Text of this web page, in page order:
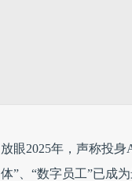
放眼2025年，声称投
体”、“数字员工”已成